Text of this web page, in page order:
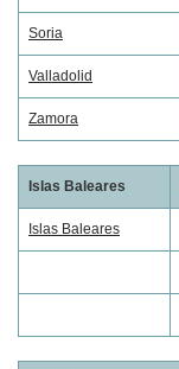
Soria
Valladolid
Zamora
Islas Baleares
Islas Baleares